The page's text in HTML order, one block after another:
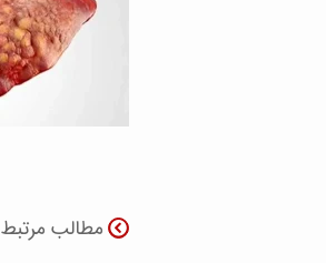
مطالب مرتبط